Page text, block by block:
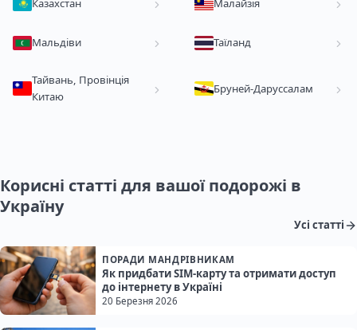
Казахстан Малайзія
Мальдіви Таїланд
Тайвань, Провінція
Китаю
Бруней-Даруссалам
Корисні статті для вашої подорожі в
Україну
Усі статті
ПОРАДИ МАНДРІВНИКАМ
Як придбати SIM-карту та отримати доступ
до інтернету в Україні
20 Березня 2026